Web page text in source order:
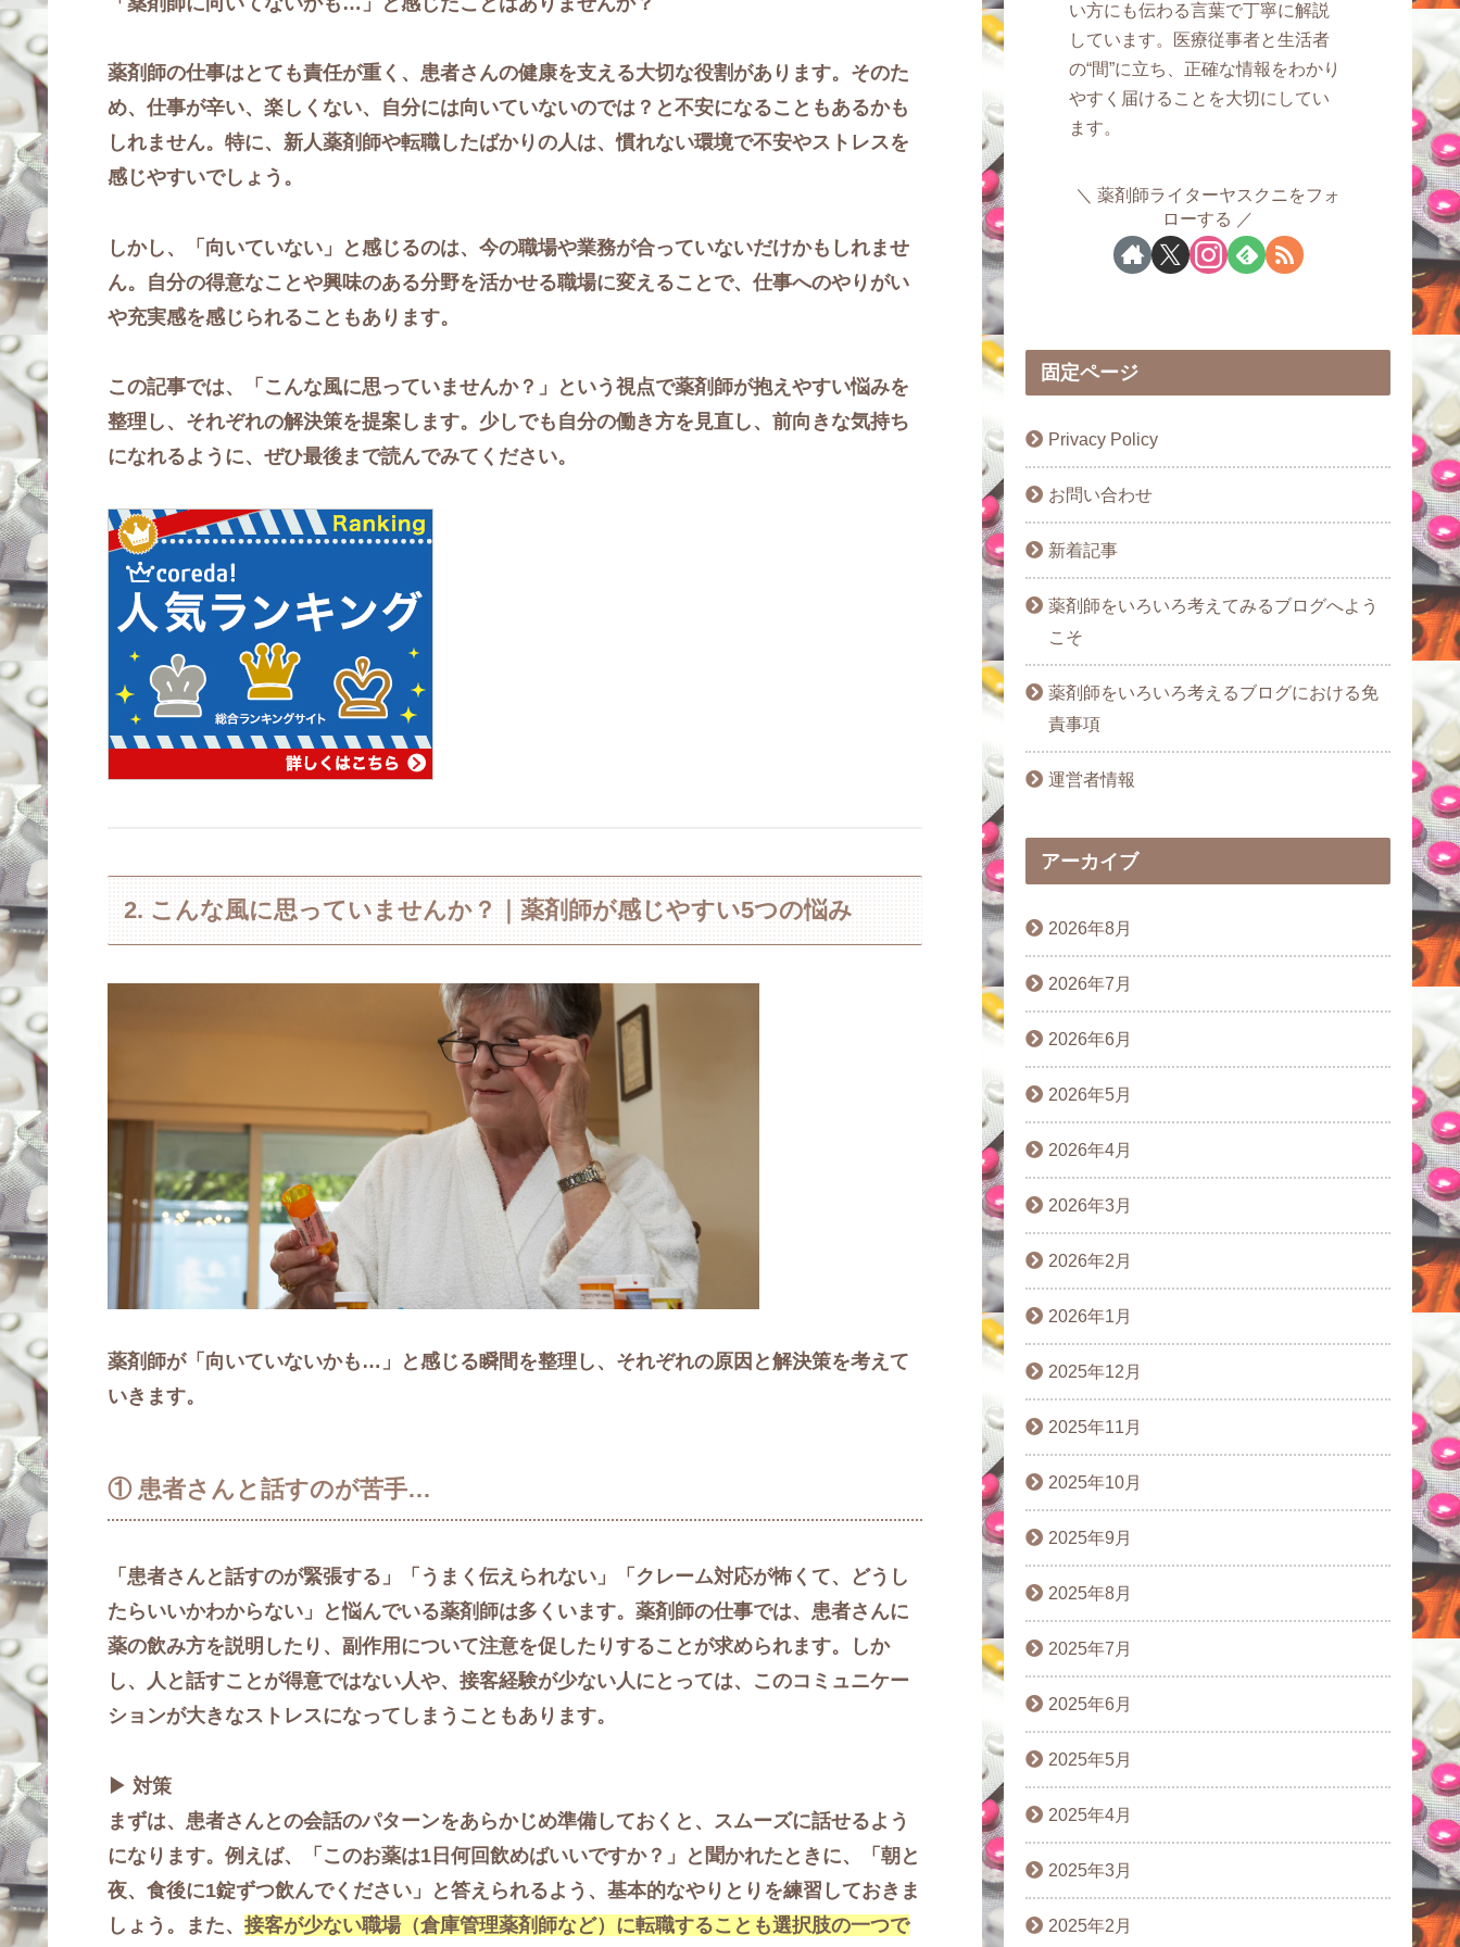
薬剤師の仕事はとても責任が重く、患者さんの健康を支える大切な役割があります。そのた
め、仕事が辛い、楽しくない、自分には向いていないのでは？と不安になることもあるかも
しれません。特に、新人薬剤師や転職したばかりの人は、慣れない環境で不安やストレスを
感じやすいでしょう。
しかし、「向いていない」と感じるのは、今の職場や業務が合っていないだけかもしれませ
ん。自分の得意なことや興味のある分野を活かせる職場に変えることで、仕事へのやりがい
や充実感を感じられることもあります。
この記事では、「こんな風に思っていませんか？」という視点で薬剤師が抱えやすい悩みを
整理し、それぞれの解決策を提案します。少しでも自分の働き方を見直し、前向きな気持ち
になれるように、ぜひ最後まで読んでみてください。
2. こんな風に思っていませんか？｜薬剤師が感じやすい5つの悩み
薬剤師が「向いていないかも…」と感じる瞬間を整理し、それぞれの原因と解決策を考えて
いきます。
① 患者さんと話すのが苦手…
「患者さんと話すのが緊張する」「うまく伝えられない」「クレーム対応が怖くて、どうし
たらいいかわからない」と悩んでいる薬剤師は多くいます。薬剤師の仕事では、患者さんに
薬の飲み方を説明したり、副作用について注意を促したりすることが求められます。しか
し、人と話すことが得意ではない人や、接客経験が少ない人にとっては、このコミュニケー
ションが大きなストレスになってしまうこともあります。
▶ 対策
まずは、患者さんとの会話のパターンをあらかじめ準備しておくと、スムーズに話せるよう
になります。例えば、「このお薬は1日何回飲めばいいですか？」と聞かれたときに、「朝と
夜、食後に1錠ずつ飲んでください」と答えられるよう、基本的なやりとりを練習しておきま
しょう。また、 接客が少ない職場（倉庫管理薬剤師など）に転職することも選択肢の一つで
い方にも伝わる言葉で丁寧に解説
しています。医療従事者と生活者
の“間”に立ち、正確な情報をわかり
やすく届けることを大切にしてい
ます。
薬剤師ライターヤスクニをフォ
ローする
固定ページ
Privacy Policy
お問い合わせ
新着記事
薬剤師をいろいろ考えてみるブログへよう
こそ
薬剤師をいろいろ考えるブログにおける免
責事項
運営者情報
アーカイブ
2026年8月
2026年7月
2026年6月
2026年5月
2026年4月
2026年3月
2026年2月
2026年1月
2025年12月
2025年11月
2025年10月
2025年9月
2025年8月
2025年7月
2025年6月
2025年5月
2025年4月
2025年3月
2025年2月